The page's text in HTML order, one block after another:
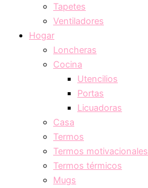
Tapetes
Ventiladores
Hogar
Loncheras
Cocina
Utencilios
Portas
Licuadoras
Casa
Termos
Termos motivacionales
Termos térmicos
Mugs